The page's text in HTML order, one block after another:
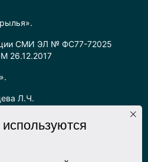
СМИ ЭЛ № ФС77-72025
26.12.2017
Л.Ч.
для лиц старше 16 лет.
опубликованные на сайте,
российским законодательством